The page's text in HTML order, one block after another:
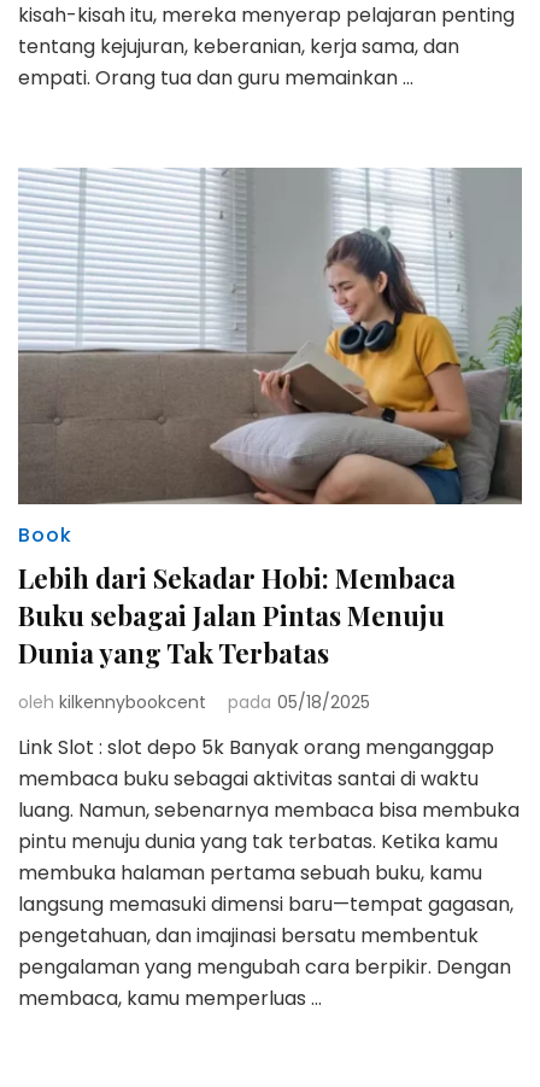
kisah-kisah itu, mereka menyerap pelajaran penting
tentang kejujuran, keberanian, kerja sama, dan
empati. Orang tua dan guru memainkan …
Book
Lebih dari Sekadar Hobi: Membaca
Buku sebagai Jalan Pintas Menuju
Dunia yang Tak Terbatas
oleh kilkennybookcent pada 05/18/2025
Link Slot : slot depo 5k Banyak orang menganggap
membaca buku sebagai aktivitas santai di waktu
luang. Namun, sebenarnya membaca bisa membuka
pintu menuju dunia yang tak terbatas. Ketika kamu
membuka halaman pertama sebuah buku, kamu
langsung memasuki dimensi baru—tempat gagasan,
pengetahuan, dan imajinasi bersatu membentuk
pengalaman yang mengubah cara berpikir. Dengan
membaca, kamu memperluas …